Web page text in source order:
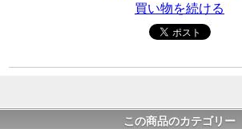
買い物を続ける
この商品のカテゴリー